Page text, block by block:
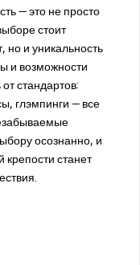
— это не просто
стоит
но и уникальность
и возможности
стандартов:
глэмпинги — все
осознанно, и
крепости станет